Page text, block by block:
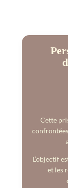
Cette
L’objectif
et les